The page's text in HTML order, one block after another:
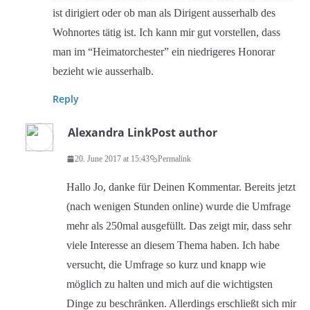
ist dirigiert oder ob man als Dirigent ausserhalb des
Wohnortes tätig ist. Ich kann mir gut vorstellen, dass
man im “Heimatorchester” ein niedrigeres Honorar
bezieht wie ausserhalb.
Reply
Alexandra LinkPost author
20. June 2017 at 15:43 Permalink
Hallo Jo, danke für Deinen Kommentar. Bereits jetzt
(nach wenigen Stunden online) wurde die Umfrage
mehr als 250mal ausgefüllt. Das zeigt mir, dass sehr
viele Interesse an diesem Thema haben. Ich habe
versucht, die Umfrage so kurz und knapp wie
möglich zu halten und mich auf die wichtigsten
Dinge zu beschränken. Allerdings erschließt sich mir